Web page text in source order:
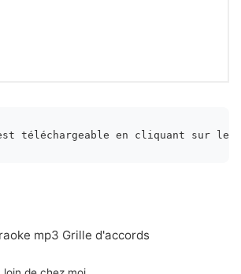
téléchargeable en cliquant sur le
mp3 Grille d'accords